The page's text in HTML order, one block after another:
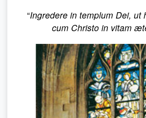
“Ingredere in templum Dei, ut
cum Christo in vitam